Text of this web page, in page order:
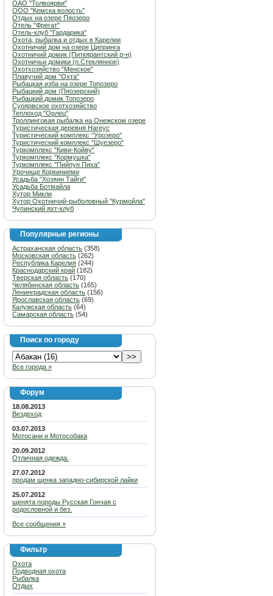
ОАО "Толвоярви"
ООО "Кемска волость"
Отдых на озере Пяозеро
Отель "Фрегат"
Отель-клуб "Гардарика"
Охота, рыбалка и отдых в Карелии
Охотничий дом на озере Ципринга
Охотничий домик (Питкярантский р-н)
Охотничьи домики (п.Стеклянное)
Охотхозяйство "Менское"
Плавучий дом "Охта"
Рыбацкая изба на озере Топозеро
Рыбацкий дом (Пяозерский)
Рыбацкий домик Топозеро
Суоярвское охотхозяйство
Теплоход "Орлец"
Троллинговая рыбалка на Онежском озере
Туристическая деревня Нагеус
Туристический комплекс "Урозеро"
Туристический комплекс "Шуезеро"
Туркомплекс "Киви-Койву"
Туркомплекс "Кормушка"
Туркомплекс "Пийпун Пиха"
Урочище Коркиниеми
Усадьба "Хозяин Тайги"
Усадьба Ботмайла
Хутор Микли
Хутор Охотничий-рыболовный "Курмойла"
Чупинский яхт-клуб
Популярные регионы
Астраханская область (358)
Московская область (262)
Республика Карелия (244)
Краснодарский край (182)
Тверская область (170)
Челябинская область (165)
Ленинградская область (156)
Ярославская область (69)
Калужская область (64)
Самарская область (54)
Поиск по городу
Все города »
Форум
18.08.2013
Вездеход
03.07.2013
Мотосани и Мотособака
20.09.2012
Отличная одежда.
27.07.2012
продам щенка западно-сибирской лайки
25.07.2012
щенята породы Русская Гончая с
родословной и без.
Все сообщения »
Фильтр
Охота
Подводная охота
Рыбалка
Отдых